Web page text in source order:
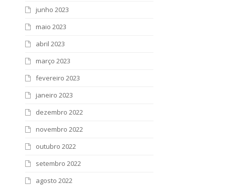
junho 2023
maio 2023
abril 2023
março 2023
fevereiro 2023
janeiro 2023
dezembro 2022
novembro 2022
outubro 2022
setembro 2022
agosto 2022